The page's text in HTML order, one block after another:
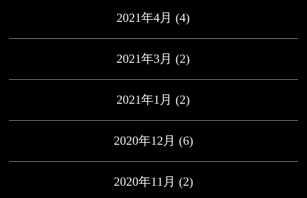
2021年4月 (4)
2021年3月 (2)
2021年1月 (2)
2020年12月 (6)
2020年11月 (2)